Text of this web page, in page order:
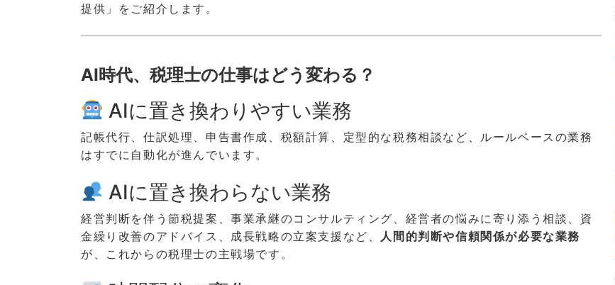
提供」をご紹介します。
AI時代、税理士の仕事はどう変わる？
AIに置き換わりやすい業務
記帳代行、仕訳処理、申告書作成、税額計算、定型的な税務相談など、ルールベースの業務
はすでに自動化が進んでいます。
AIに置き換わらない業務
経営判断を伴う節税提案、事業承継のコンサルティング、経営者の悩みに寄り添う相談、資
金繰り改善のアドバイス、成長戦略の立案支援など、
人間的判断や信頼関係が必要な業務
が、これからの税理士の主戦場です。